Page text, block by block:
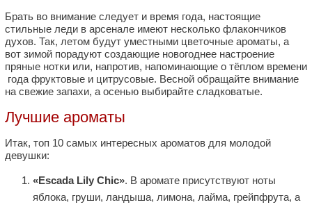
Брать во внимание следует и время года, настоящие
стильные леди в арсенале имеют несколько флакончиков
духов. Так, летом будут уместными цветочные ароматы, а
вот зимой порадуют создающие новогоднее настроение
пряные нотки или, напротив, напоминающие о тёплом времени
года фруктовые и цитрусовые. Весной обращайте внимание
на свежие запахи, а осенью выбирайте сладковатые.
Лучшие ароматы
Итак, топ 10 самых интересных ароматов для молодой
девушки:
«Escada Lily Chic». В аромате присутствуют ноты
яблока, груши, ландыша, лимона, лайма, грейпфрута, а